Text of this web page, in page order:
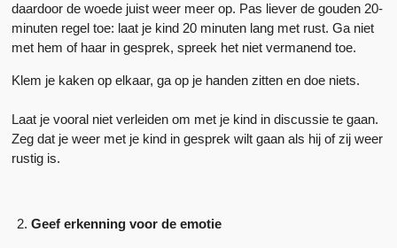
daardoor de woede juist weer meer op. Pas liever de gouden 20-
minuten regel toe: laat je kind 20 minuten lang met rust. Ga niet
met hem of haar in gesprek, spreek het niet vermanend toe.
Klem je kaken op elkaar, ga op je handen zitten en doe niets.
Laat je vooral niet verleiden om met je kind in discussie te gaan.
Zeg dat je weer met je kind in gesprek wilt gaan als hij of zij weer
rustig is.
Geef erkenning voor de emotie